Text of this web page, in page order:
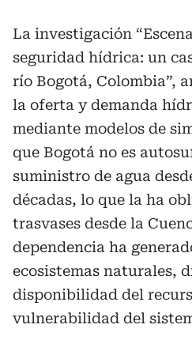
La investigación
seguridad hídrica: un
río Bogotá, Colombia”,
la oferta y demanda
mediante modelos de
que Bogotá no es
suministro de agua
décadas, lo que la ha
trasvases desde la
dependencia ha
ecosistemas naturales,
disponibilidad del
vulnerabilidad del